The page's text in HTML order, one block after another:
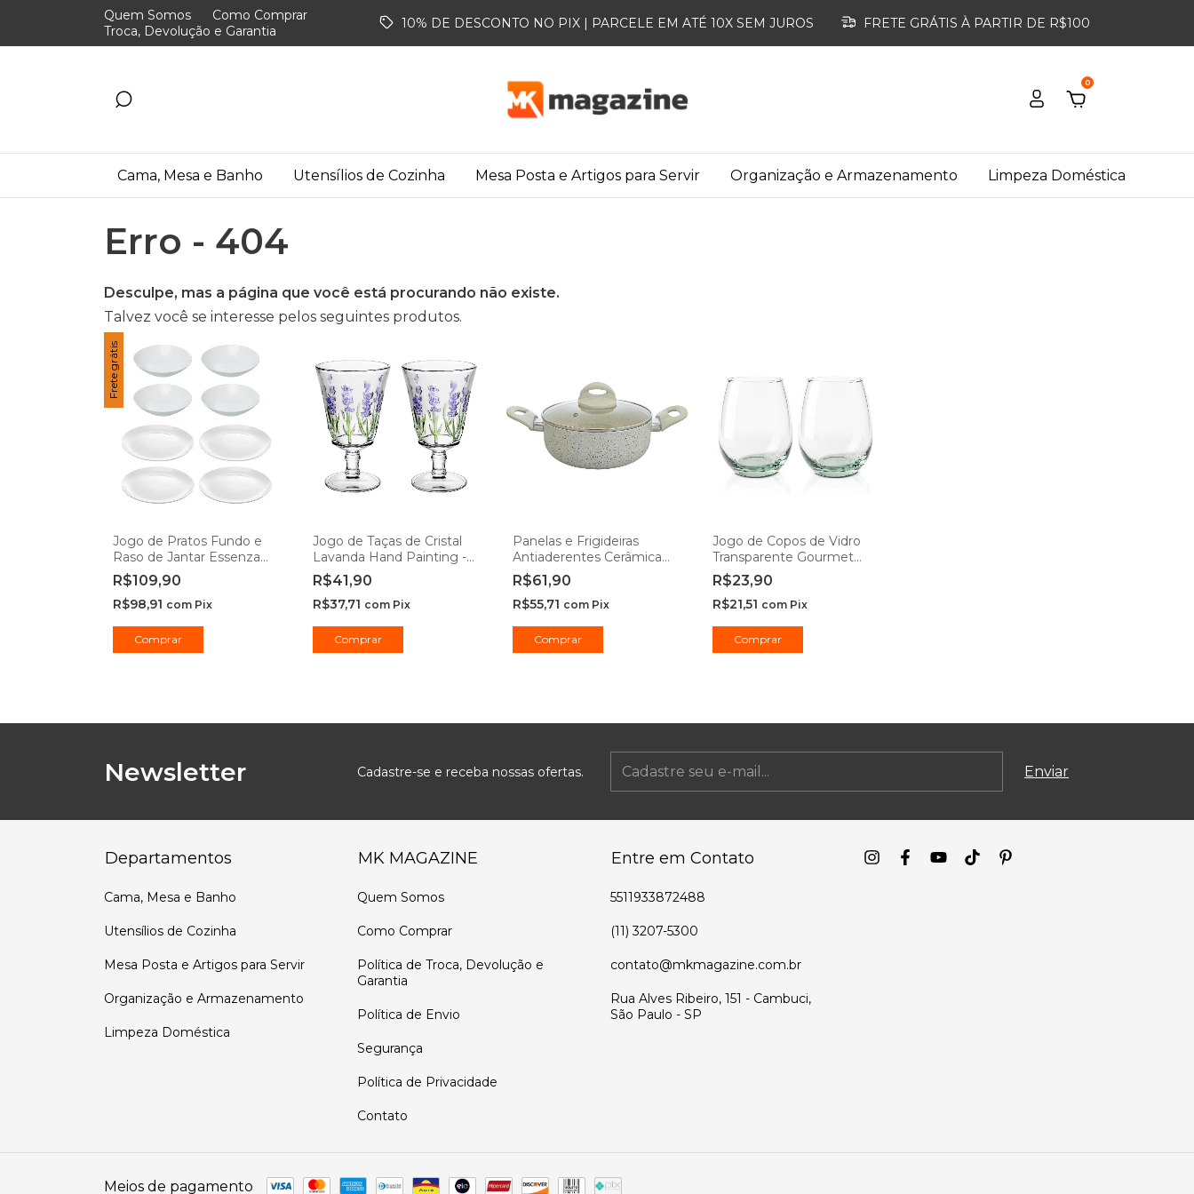
Quem Somos
Como Comprar
Troca, Devolução e Garantia
10% DE DESCONTO NO PIX | PARCELE EM ATÉ 10X SEM JUROS FRETE GRÁTIS À PARTIR DE R$100
0
Cama, Mesa e Banho Utensílios de Cozinha Mesa Posta e Artigos para Servir Organização e Armazenamento Limpeza Doméstica
Erro - 404
Desculpe, mas a página que você está procurando não existe.
Talvez você se interesse pelos seguintes produtos.
Frete grátis
Jogo de Pratos Fundo e
Raso de Jantar Essenza
Opaline 20cm e 25cm -
Rojemac Profissional
R$109,90
R$98,91 com Pix
Comprar
Jogo de Taças de Cristal
Lavanda Hand Painting -
Lyor
R$41,90
R$37,71 com Pix
Comprar
Panelas e Frigideiras
Antiaderentes Cerâmica
Ibiza Vanilla - Casambiente
R$61,90
R$55,71 com Pix
Comprar
Jogo de Copos de Vidro
Transparente Gourmet
450ml - Class Home
R$23,90
R$21,51 com Pix
Comprar
Newsletter Cadastre-se e receba nossas ofertas.
Departamentos
Cama, Mesa e Banho
Utensílios de Cozinha
Mesa Posta e Artigos para Servir
Organização e Armazenamento
Limpeza Doméstica
MK MAGAZINE
Quem Somos
Como Comprar
Política de Troca, Devolução e
Garantia
Política de Envio
Segurança
Política de Privacidade
Contato
Entre em Contato
5511933872488
(11) 3207-5300
contato@mkmagazine.com.br
Rua Alves Ribeiro, 151 - Cambuci,
São Paulo - SP
Meios de pagamento